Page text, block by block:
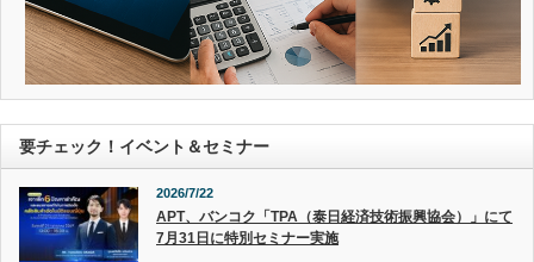
要チェック！イベント＆セミナー
2026/7/22
APT、バンコク「TPA（泰日経済技術振興協会）」にて
7月31日に特別セミナー実施